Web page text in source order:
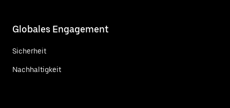
Globales Engagement
Sicherheit
Nachhaltigkeit